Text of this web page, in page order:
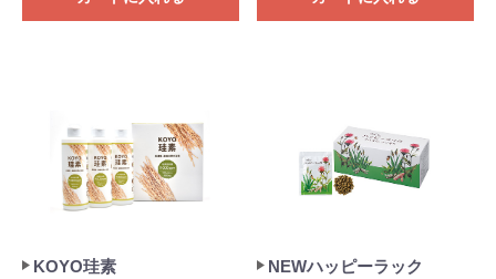
KOYO珪素 NEWハッピーラック
カートへ進む